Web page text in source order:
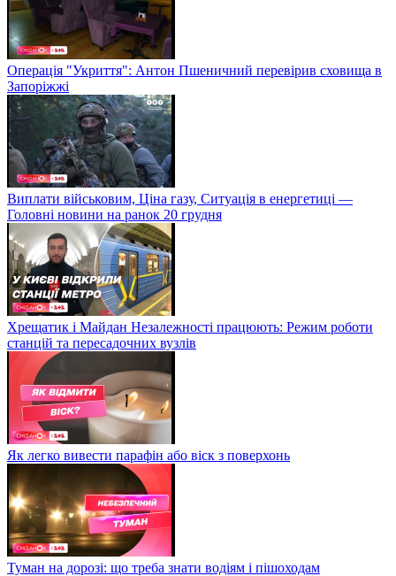
Операція "Укриття": Антон Пшеничний перевірив сховища в
Запоріжжі
Виплати військовим, Ціна газу, Ситуація в енергетиці —
Головні новини на ранок 20 грудня
Хрещатик і Майдан Незалежності працюють: Режим роботи
станцій та пересадочних вузлів
Як легко вивести парафін або віск з поверхонь
Туман на дорозі: що треба знати водіям і пішоходам